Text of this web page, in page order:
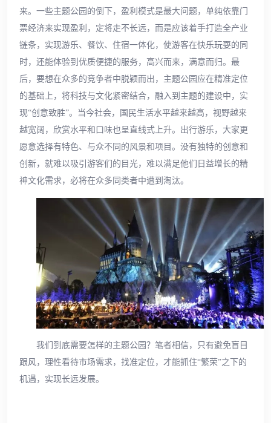
来。一些主题公园的倒下，盈利模式是最大问题，单纯依靠门
票经济来实现盈利，定将走不长远，而是应该着手打造全产业
链条，实现游乐、餐饮、住宿一体化，使游客在快乐玩耍的同
时，还能体验到优质便捷的服务，高兴而来，满意而归。最
后，要想在众多的竞争者中脱颖而出，主题公园应在精准定位
的基础上，将科技与文化紧密结合，融入到主题的建设中，实
现“创意致胜”。当今社会，国民生活水平越来越高，视野越来
越宽阔，欣赏水平和口味也呈直线式上升。出行游乐，大家更
愿意选择有特色、与众不同的风景和项目。没有独特的创意和
创新，就难以吸引游客们的目光，难以满足他们日益增长的精
神文化需求，必将在众多同类者中遭到淘汰。
我们到底需要怎样的主题公园？笔者相信，只有避免盲目
跟风，理性看待市场需求，找准定位，才能抓住“繁荣”之下的
机遇，实现长远发展。